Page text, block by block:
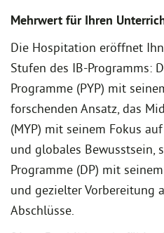
Mehrwert für Ihren
Die Hospitation eröffnet
Stufen des IB-Programms:
Programme (PYP) mit
forschenden Ansatz, das
(MYP) mit seinem Fokus
und globales Bewusstsein,
Programme (DP) mit
und gezielter Vorbereitung
Abschlüsse.